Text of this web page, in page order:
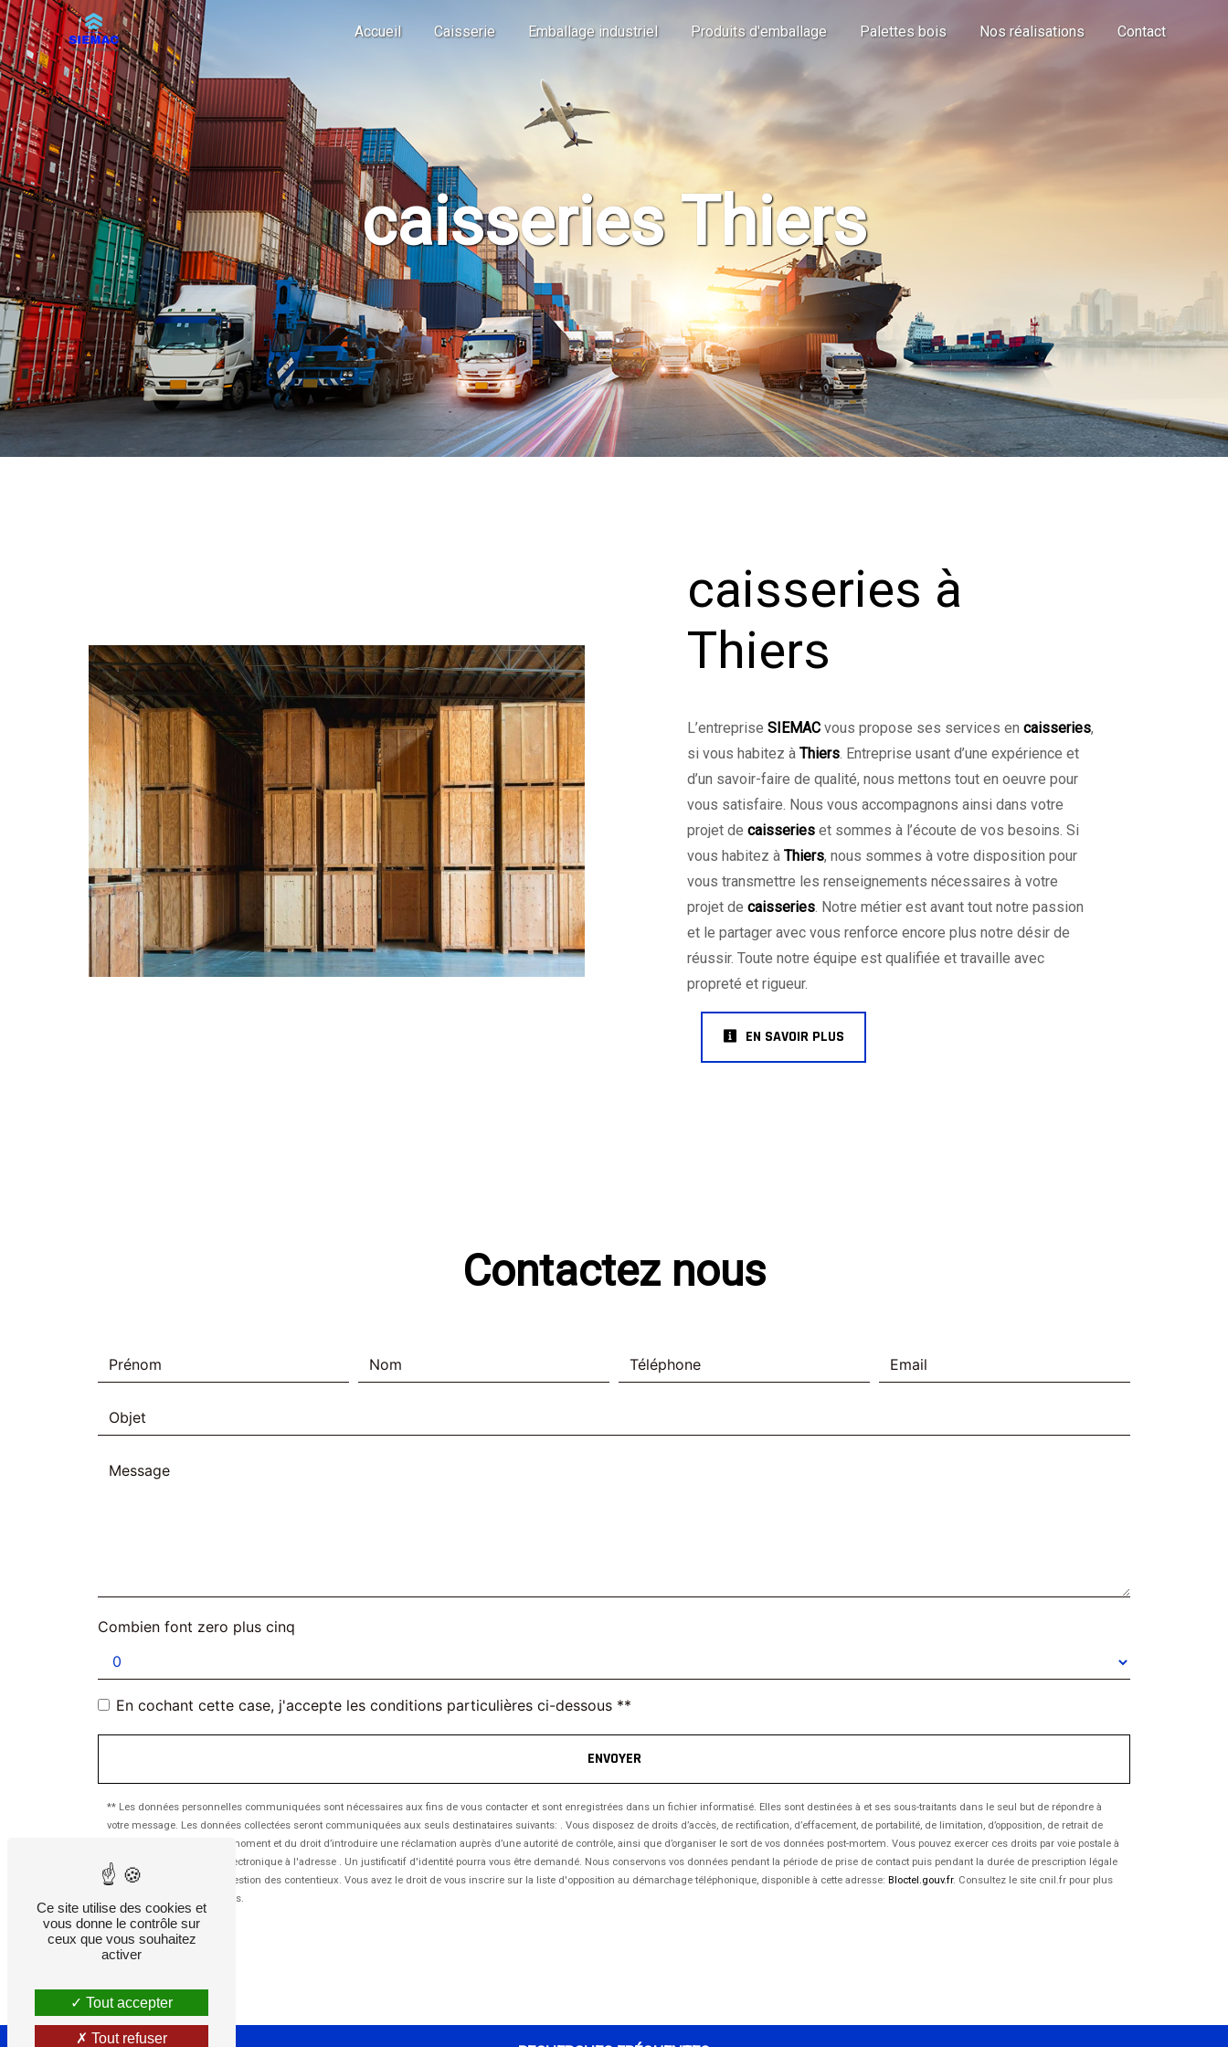
Accueil Caisserie Emballage industriel Produits d'emballage Palettes bois Nos réalisations Contact
caisseries Thiers
caisseries à
Thiers
L’entreprise SIEMAC vous propose ses services en caisseries,
si vous habitez à Thiers. Entreprise usant d’une expérience et
d’un savoir-faire de qualité, nous mettons tout en oeuvre pour
vous satisfaire. Nous vous accompagnons ainsi dans votre
projet de caisseries et sommes à l’écoute de vos besoins. Si
vous habitez à Thiers, nous sommes à votre disposition pour
vous transmettre les renseignements nécessaires à votre
projet de caisseries. Notre métier est avant tout notre passion
et le partager avec vous renforce encore plus notre désir de
réussir. Toute notre équipe est qualifiée et travaille avec
propreté et rigueur.
EN SAVOIR PLUS
Contactez nous
Combien font zero plus cinq
En cochant cette case, j'accepte les conditions particulières ci-dessous **
ENVOYER
** Les données personnelles communiquées sont nécessaires aux fins de vous contacter et sont enregistrées dans un fichier informatisé. Elles sont destinées à et ses sous-traitants dans le seul but de répondre à
votre message. Les données collectées seront communiquées aux seuls destinataires suivants: . Vous disposez de droits d’accès, de rectification, d’effacement, de portabilité, de limitation, d’opposition, de retrait de
votre consentement à tout moment et du droit d’introduire une réclamation auprès d’une autorité de contrôle, ainsi que d’organiser le sort de vos données post-mortem. Vous pouvez exercer ces droits par voie postale à
l'adresse ou par courrier électronique à l'adresse . Un justificatif d'identité pourra vous être demandé. Nous conservons vos données pendant la période de prise de contact puis pendant la durée de prescription légale
aux fins probatoires et de gestion des contentieux. Vous avez le droit de vous inscrire sur la liste d'opposition au démarchage téléphonique, disponible à cette adresse: Bloctel.gouv.fr. Consultez le site cnil.fr pour plus
d’informations sur vos droits.
Panneau de gestion des cookies
Ce site utilise des cookies et
vous donne le contrôle sur
ceux que vous souhaitez
activer
Tout accepter
Tout refuser